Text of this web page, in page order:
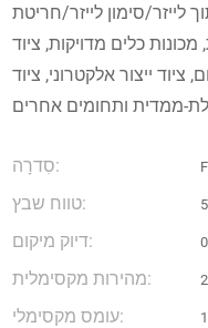
לייזר/סימון לייזר/חריטת
מכונות כלים מדויקות, ציוד
ציוד ייצור אלקטרוני, ציוד
סִדרָה:
טווח שבץ:
דיוק מיקום:
מהירות מקסימלית:
עומס מקסימלי: